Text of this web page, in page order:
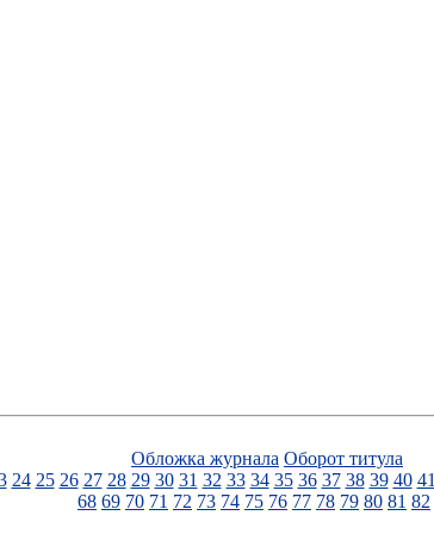
Обложка журнала Оборот титула
24 25 26 27 28 29 30 31 32 33 34 35 36 37 38 39 40 41
68 69 70 71 72 73 74 75 76 77 78 79 80 81 82